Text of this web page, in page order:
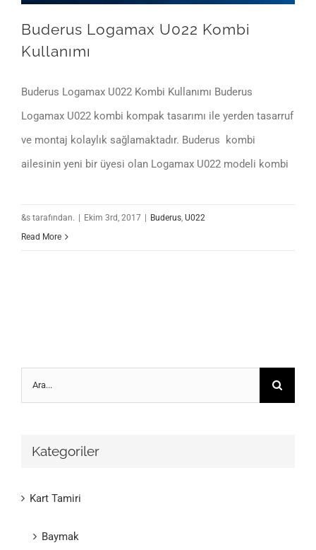
Buderus Logamax U022 Kombi
Kullanımı
Buderus Logamax U022 Kombi Kullanımı Buderus
Logamax U022 kombi kompak tasarımı ile yerden tasarruf
ve montaj kolaylık sağlamaktadır. Buderus kombi
ailesinin yeni bir üyesi olan Logamax U022 modeli kombi
&s tarafından. Ekim 3rd, 2017 Buderus, U022
Read More
Ara:
Kategoriler
Kart Tamiri
Baymak